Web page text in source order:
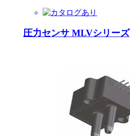
圧力センサ MLVシリーズ